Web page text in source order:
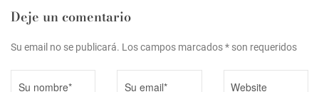
s
Deje un comentario
Su email no se publicará. Los campos marcados * son requeridos